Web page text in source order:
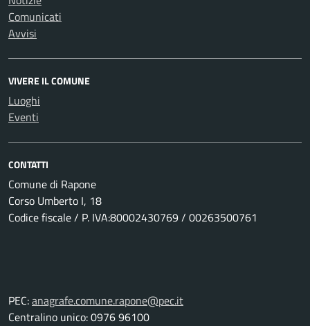
Comunicati
Avvisi
VIVERE IL COMUNE
Luoghi
Eventi
CONTATTI
Comune di Rapone
Corso Umberto I, 18
Codice fiscale / P. IVA:80002430769 / 00263500761
PEC:anagrafe.comune.rapone@pec.it
Centralino unico: 0976 96100